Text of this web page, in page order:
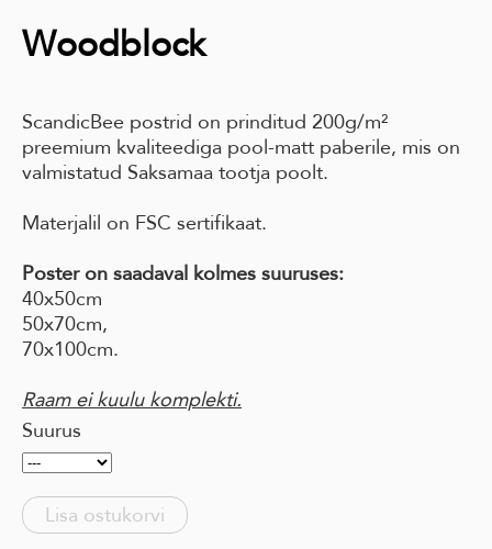
Woodblock
ScandicBee postrid on prinditud 200g/m²
preemium kvaliteediga pool-matt paberile, mis on
valmistatud Saksamaa tootja poolt.
Materjalil on FSC sertifikaat.
Poster on saadaval kolmes suuruses:
40x50cm
50x70cm,
70x100cm.
Raam ei kuulu komplekti.
Suurus
Lisa ostukorvi